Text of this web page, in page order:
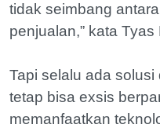
tidak seimbang
penjualan,” kata Tyas
Tapi selalu ada
tetap bisa exsis
memanfaatkan